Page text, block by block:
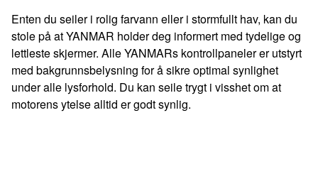
Enten du seiler i rolig farvann eller i stormfullt hav, kan du
stole på at YANMAR holder deg informert med tydelige og
lettleste skjermer. Alle YANMARs kontrollpaneler er utstyrt
med bakgrunnsbelysning for å sikre optimal synlighet
under alle lysforhold. Du kan seile trygt i visshet om at
motorens ytelse alltid er godt synlig.